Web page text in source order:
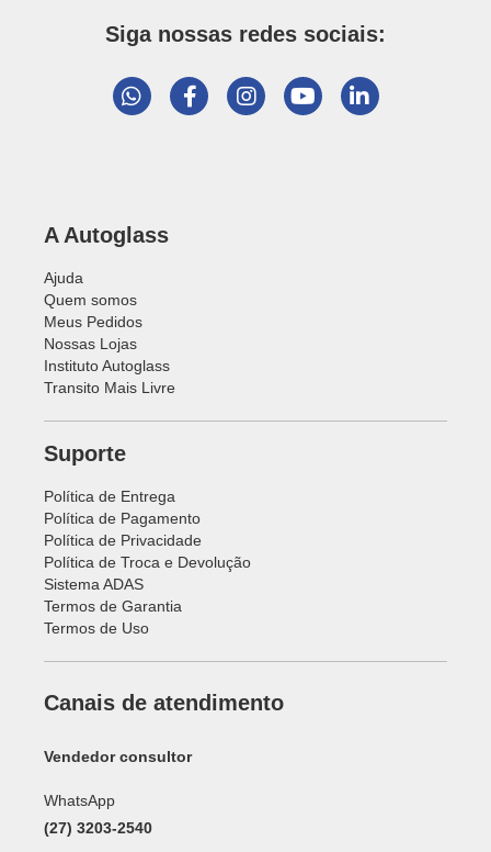
Siga nossas redes sociais:
A Autoglass
Ajuda
Quem somos
Meus Pedidos
Nossas Lojas
Instituto Autoglass
Transito Mais Livre
Suporte
Política de Entrega
Política de Pagamento
Política de Privacidade
Política de Troca e Devolução
Sistema ADAS
Termos de Garantia
Termos de Uso
Canais de atendimento
Vendedor consultor
WhatsApp
(27) 3203-2540